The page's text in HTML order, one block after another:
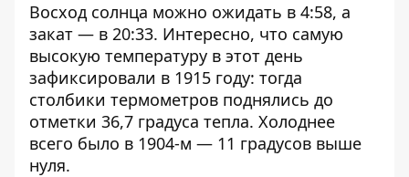
Восход солнца можно ожидать в 4:58, а
закат — в 20:33. Интересно, что самую
высокую температуру в этот день
зафиксировали в 1915 году: тогда
столбики термометров поднялись до
отметки 36,7 градуса тепла. Холоднее
всего было в 1904-м — 11 градусов выше
нуля.